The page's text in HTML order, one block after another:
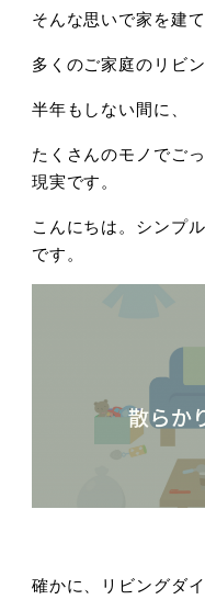
そんな思いで家を建て
多くのご家庭のリビ
半年もしない間に、
たくさんのモノでご
現実です。
こんにちは。シンプ
です。
確かに、リビングダ